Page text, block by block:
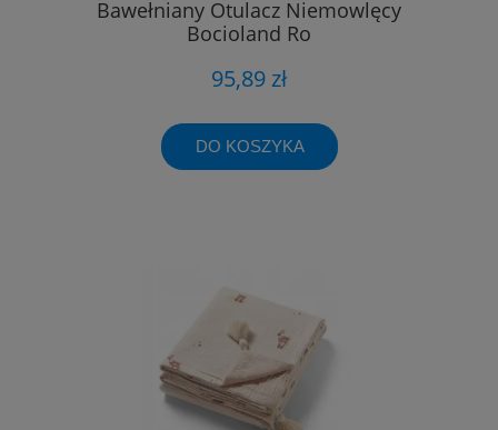
Bawełniany Otulacz Niemowlęcy
Bocioland Ro
95,89 zł
DO KOSZYKA